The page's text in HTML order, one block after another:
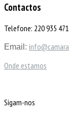
Contactos
Telefone: 220 935
Email:
Onde estamos
Sigam-nos